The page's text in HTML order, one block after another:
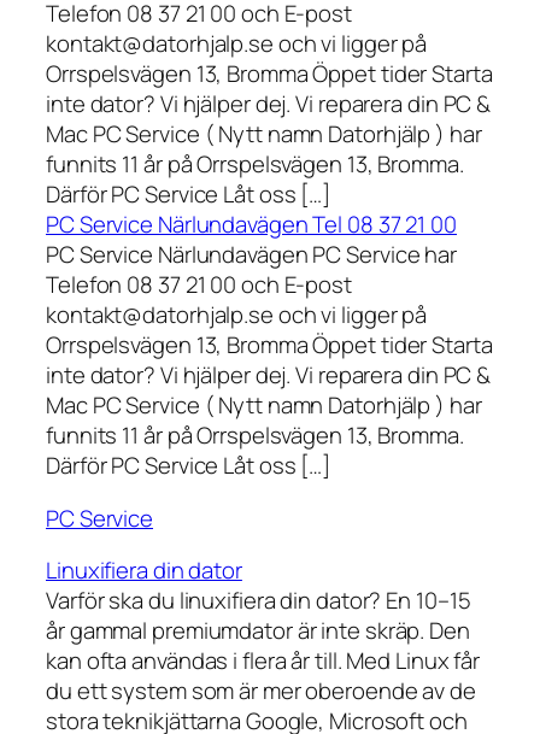
Telefon 08 37 21 00 och E-post
kontakt@datorhjalp.se och vi ligger på
Orrspelsvägen 13, Bromma Öppet tider Starta
inte dator? Vi hjälper dej. Vi reparera din PC &
Mac PC Service ( Nytt namn Datorhjälp ) har
funnits 11 år på Orrspelsvägen 13, Bromma.
Därför PC Service Låt oss […]
PC Service Närlundavägen Tel 08 37 21 00
PC Service Närlundavägen PC Service har
Telefon 08 37 21 00 och E-post
kontakt@datorhjalp.se och vi ligger på
Orrspelsvägen 13, Bromma Öppet tider Starta
inte dator? Vi hjälper dej. Vi reparera din PC &
Mac PC Service ( Nytt namn Datorhjälp ) har
funnits 11 år på Orrspelsvägen 13, Bromma.
Därför PC Service Låt oss […]
PC Service
Linuxifiera din dator
Varför ska du linuxifiera din dator? En 10–15
år gammal premiumdator är inte skräp. Den
kan ofta användas i flera år till. Med Linux får
du ett system som är mer oberoende av de
stora teknikjättarna Google, Microsoft och